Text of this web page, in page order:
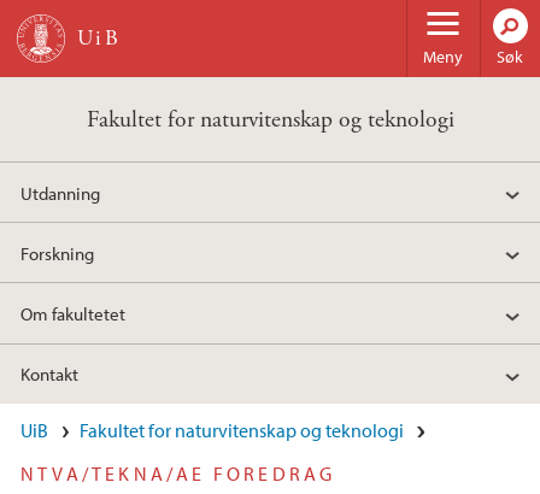
Hopp til hovedinnhold
Meny Søk
Fakultet for naturvitenskap og teknologi
Utdanning
Forskning
Om fakultetet
Kontakt
UiB
Fakultet for naturvitenskap og teknologi
NTVA/TEKNA/AE FOREDRAG